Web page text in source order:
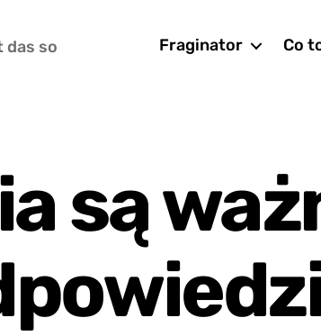
das so Fraginator Co
są